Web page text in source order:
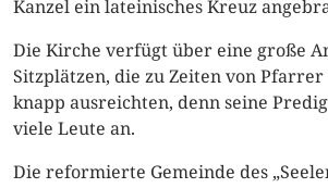
Kanzel ein lateinisches Kreuz
Die Kirche verfügt über eine große
Sitzplätzen, die zu Zeiten von
knapp ausreichten, denn seine
viele Leute an.
Die reformierte Gemeinde des